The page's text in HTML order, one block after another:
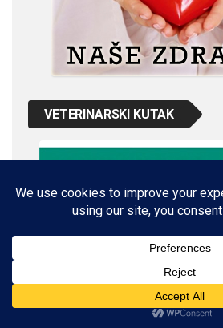
VETERINARSKI KUTAK